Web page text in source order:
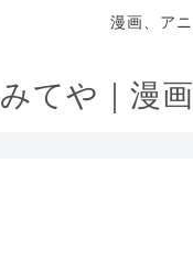
漫画、ア
みてや｜漫